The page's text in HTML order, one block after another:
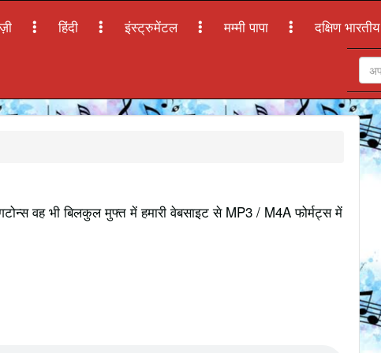
हिंदी इंस्ट्रुमेंटल मम्मी पापा दक्षिण भारतीय
वह भी बिलकुल मुफ्त में हमारी वेबसाइट से MP3 / M4A फोर्मट्स में